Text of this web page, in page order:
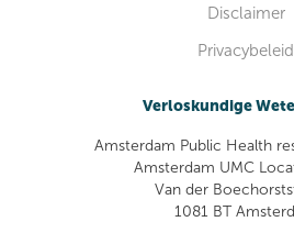
Disclaimer
Privacybeleid
Verloskundige
Amsterdam Public Health
Amsterdam UMC
Van der
1081 BT